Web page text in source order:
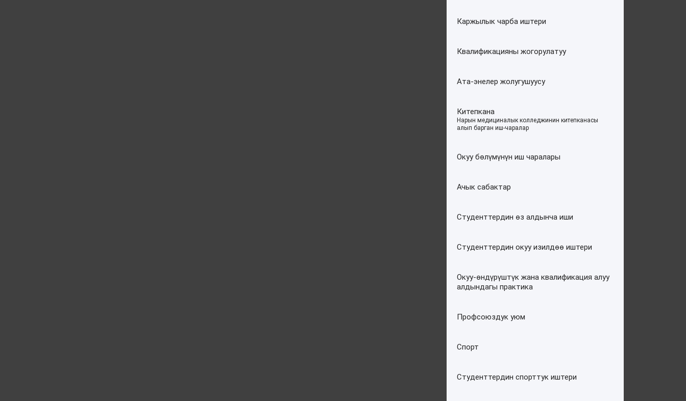
Каржылык чарба иштери
Квалификацияны жогорулатуу
Ата-энелер жолугушуусу
Китепкана
–
Нарын медициналык колледжинин китепканасы
алып барган иш-чаралар
Окуу бөлүмүнүн иш чаралары
Ачык сабактар
Студенттердин өз алдынча иши
Студенттердин окуу изилдөө иштери
Окуу-өндүрүштүк жана квалификация алуу
алдындагы практика
Профсоюздук уюм
Спорт
Студенттердин спорттук иштери